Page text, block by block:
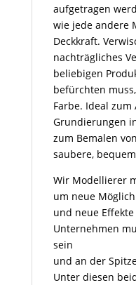
aufgetragen
wie jede andere
Deckkraft.
nachträgliches
beliebigen
befürchten
Farbe. Ideal
Grundierungen
zum Bemalen
saubere,
Wir Modellierer
um neue
und neue
Unternehmen
sein
und an der
Unter diesen